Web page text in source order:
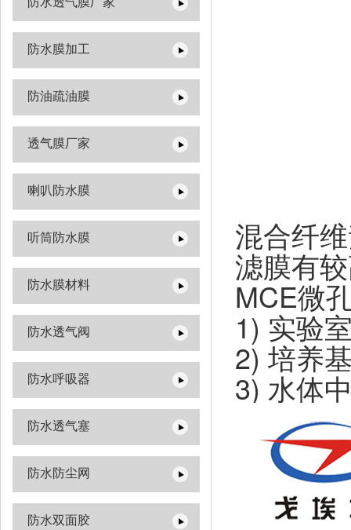
防水膜加工
防油疏油膜
透气膜厂家
喇叭防水膜
听筒防水膜
防水膜材料
防水透气阀
防水呼吸器
防水透气塞
防水防尘网
防水双面胶
混合纤
滤膜有
MCE微
1) 实验
2) 培养
3) 水体